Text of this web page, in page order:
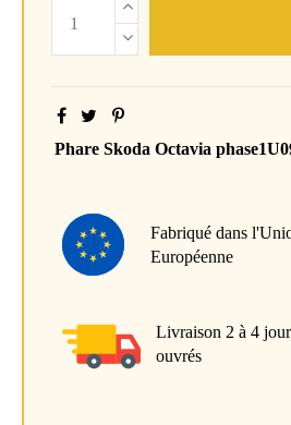
Phare Skoda Octavia
Fabriqué dans
Européenne
Livraison 2 à 4
ouvrés